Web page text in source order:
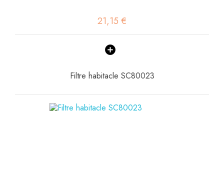
21,15 €
Filtre habitacle SC80023